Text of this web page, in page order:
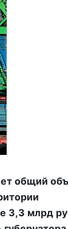
общий
3,3 млрд